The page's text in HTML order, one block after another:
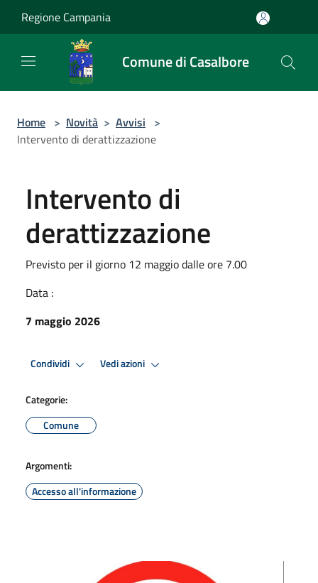
Regione Campania
Comune di Casalbore
Home > Novità > Avvisi >
Intervento di derattizzazione
Intervento di
derattizzazione
Previsto per il giorno 12 maggio dalle ore 7.00
Data :
7 maggio 2026
Condividi Vedi azioni
Categorie:
Comune
Argomenti:
Accesso all'informazione